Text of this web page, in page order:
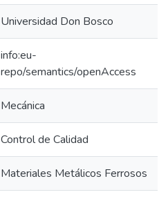
Universidad Don Bosco
info:eu-
repo/semantics/openAccess
Mecánica
Control de Calidad
Materiales Metálicos Ferrosos